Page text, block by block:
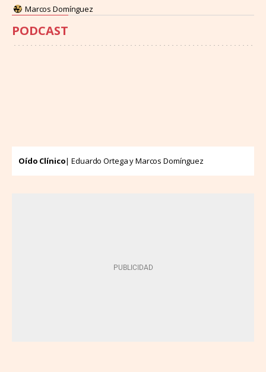
Marcos Domínguez
PODCAST
Oído Clínico| Eduardo Ortega y Marcos Domínguez